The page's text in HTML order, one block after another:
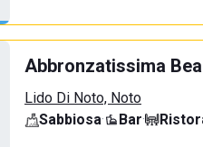
Abbronzatissima
Lido Di Noto, Noto
Sabbiosa· Bar·